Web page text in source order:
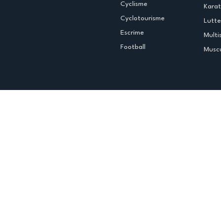
Cyclisme
Cyclotourisme
Escrime
Football
Lutte